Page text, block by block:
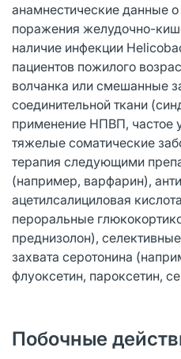
анамнестические данные о
поражения желудочно-
наличие инфекции
пациентов пожилого
волчанка или смешанные
соединительной ткани
применение НПВП, частое
тяжелые соматические
терапия следующими
(например, варфарин),
ацетилсалициловая
пероральные
преднизолон),
захвата серотонина
флуоксетин, пароксетин,
Побочные